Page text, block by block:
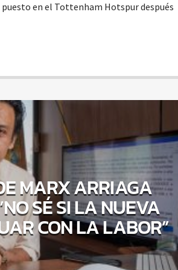
en el Tottenham Hotspur después
MARX ARRIAGA
SÉ SI LA NUEVA
CON LA LABOR”